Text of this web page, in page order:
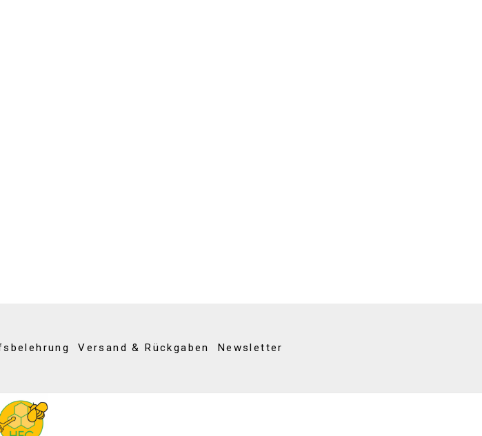
Versand & Rückgaben Newsletter